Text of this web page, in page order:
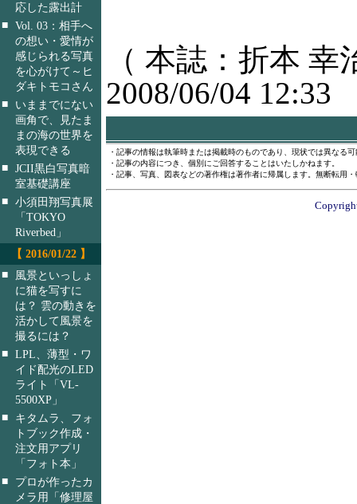
応した露出計
■ Vol. 03：相手へ
の想い・愛情が
感じられる写真
を心がけて～ヒ
ダキトモコさん
■
いままでにない
画角で、見たま
まの海の世界を
表現できる
■ JCII黒白写真暗
室基礎講座
■ 小須田翔写真展
「TOKYO
Riverbed」
【 2016/01/22 】
■
風景といっしょ
に猫を写すに
は？ 雲の動きを
活かして風景を
撮るには？
■ LPL、薄型・ワ
イド配光のLED
ライト「VL-
5500XP」
■
キタムラ、フォ
トブック作成・
注文用アプリ
「フォト本」
■
プロが作ったカ
メラ用「修理屋
（ 本誌：折本 幸
2008/06/04 12:33
・記事の情報は執筆時または掲載時のものであり、現状では異なる
・記事の内容につき、個別にご回答することはいたしかねます。
・記事、写真、図表などの著作権は著作者に帰属します。無断転用